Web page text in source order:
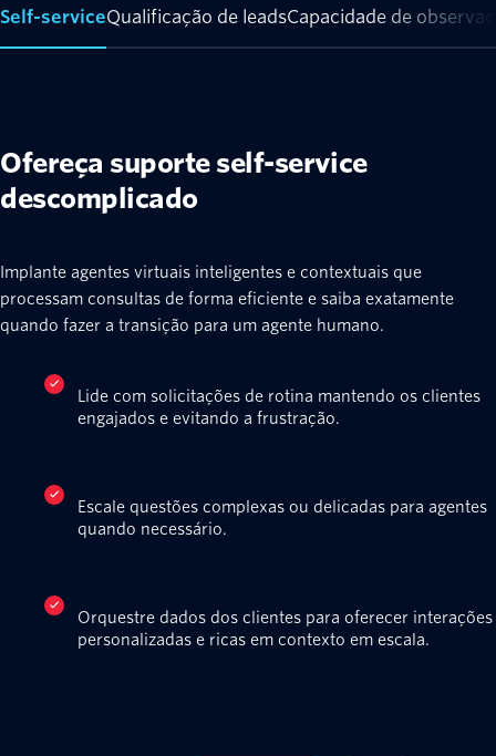
Self-serviceQualificação de leadsCapacidade de
Ofereça suporte self-service
descomplicado
Implante agentes virtuais inteligentes e contextuais que
processam consultas de forma eficiente e saiba exatamente
quando fazer a transição para um agente humano.
Lide com solicitações de rotina mantendo os clientes
engajados e evitando a frustração.
Escale questões complexas ou delicadas para agentes
quando necessário.
Orquestre dados dos clientes para oferecer interações
personalizadas e ricas em contexto em escala.